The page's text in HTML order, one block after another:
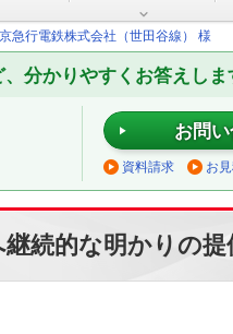
急行電鉄株式会社（世田谷線） 様
分かりやすくお答えしま
お問
資料請求 お
続的な明かりの提